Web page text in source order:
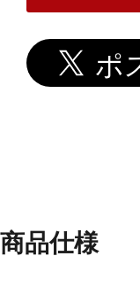
商品仕様